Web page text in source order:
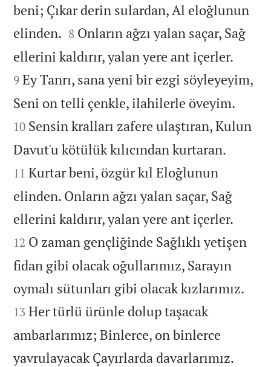
beni; Çıkar derin sulardan, Al eloğlunun
elinden. 

8 Onların ağzı yalan saçar, Sağ
ellerini kaldırır, yalan yere ant içerler.
9 Ey Tanrı, sana yeni bir ezgi söyleyeyim,
Seni on telli çenkle, ilahilerle öveyim.
10 Sensin kralları zafere ulaştıran, Kulun
Davut'u kötülük kılıcından kurtaran.
11 Kurtar beni, özgür kıl Eloğlunun
elinden. Onların ağzı yalan saçar, Sağ
ellerini kaldırır, yalan yere ant içerler.
12 O zaman gençliğinde Sağlıklı yetişen
fidan gibi olacak oğullarımız, Sarayın
oymalı sütunları gibi olacak kızlarımız.
13 Her türlü ürünle dolup taşacak
ambarlarımız; Binlerce, on binlerce
yavrulayacak Çayırlarda davarlarımız.